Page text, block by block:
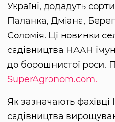
Україні, додадуть
Паланка, Дміана,
Соломія. Ці новинки
садівництва НААН
до борошнистої роси.
SuperAgronom.com.
Як зазначають фахівці
садівництва